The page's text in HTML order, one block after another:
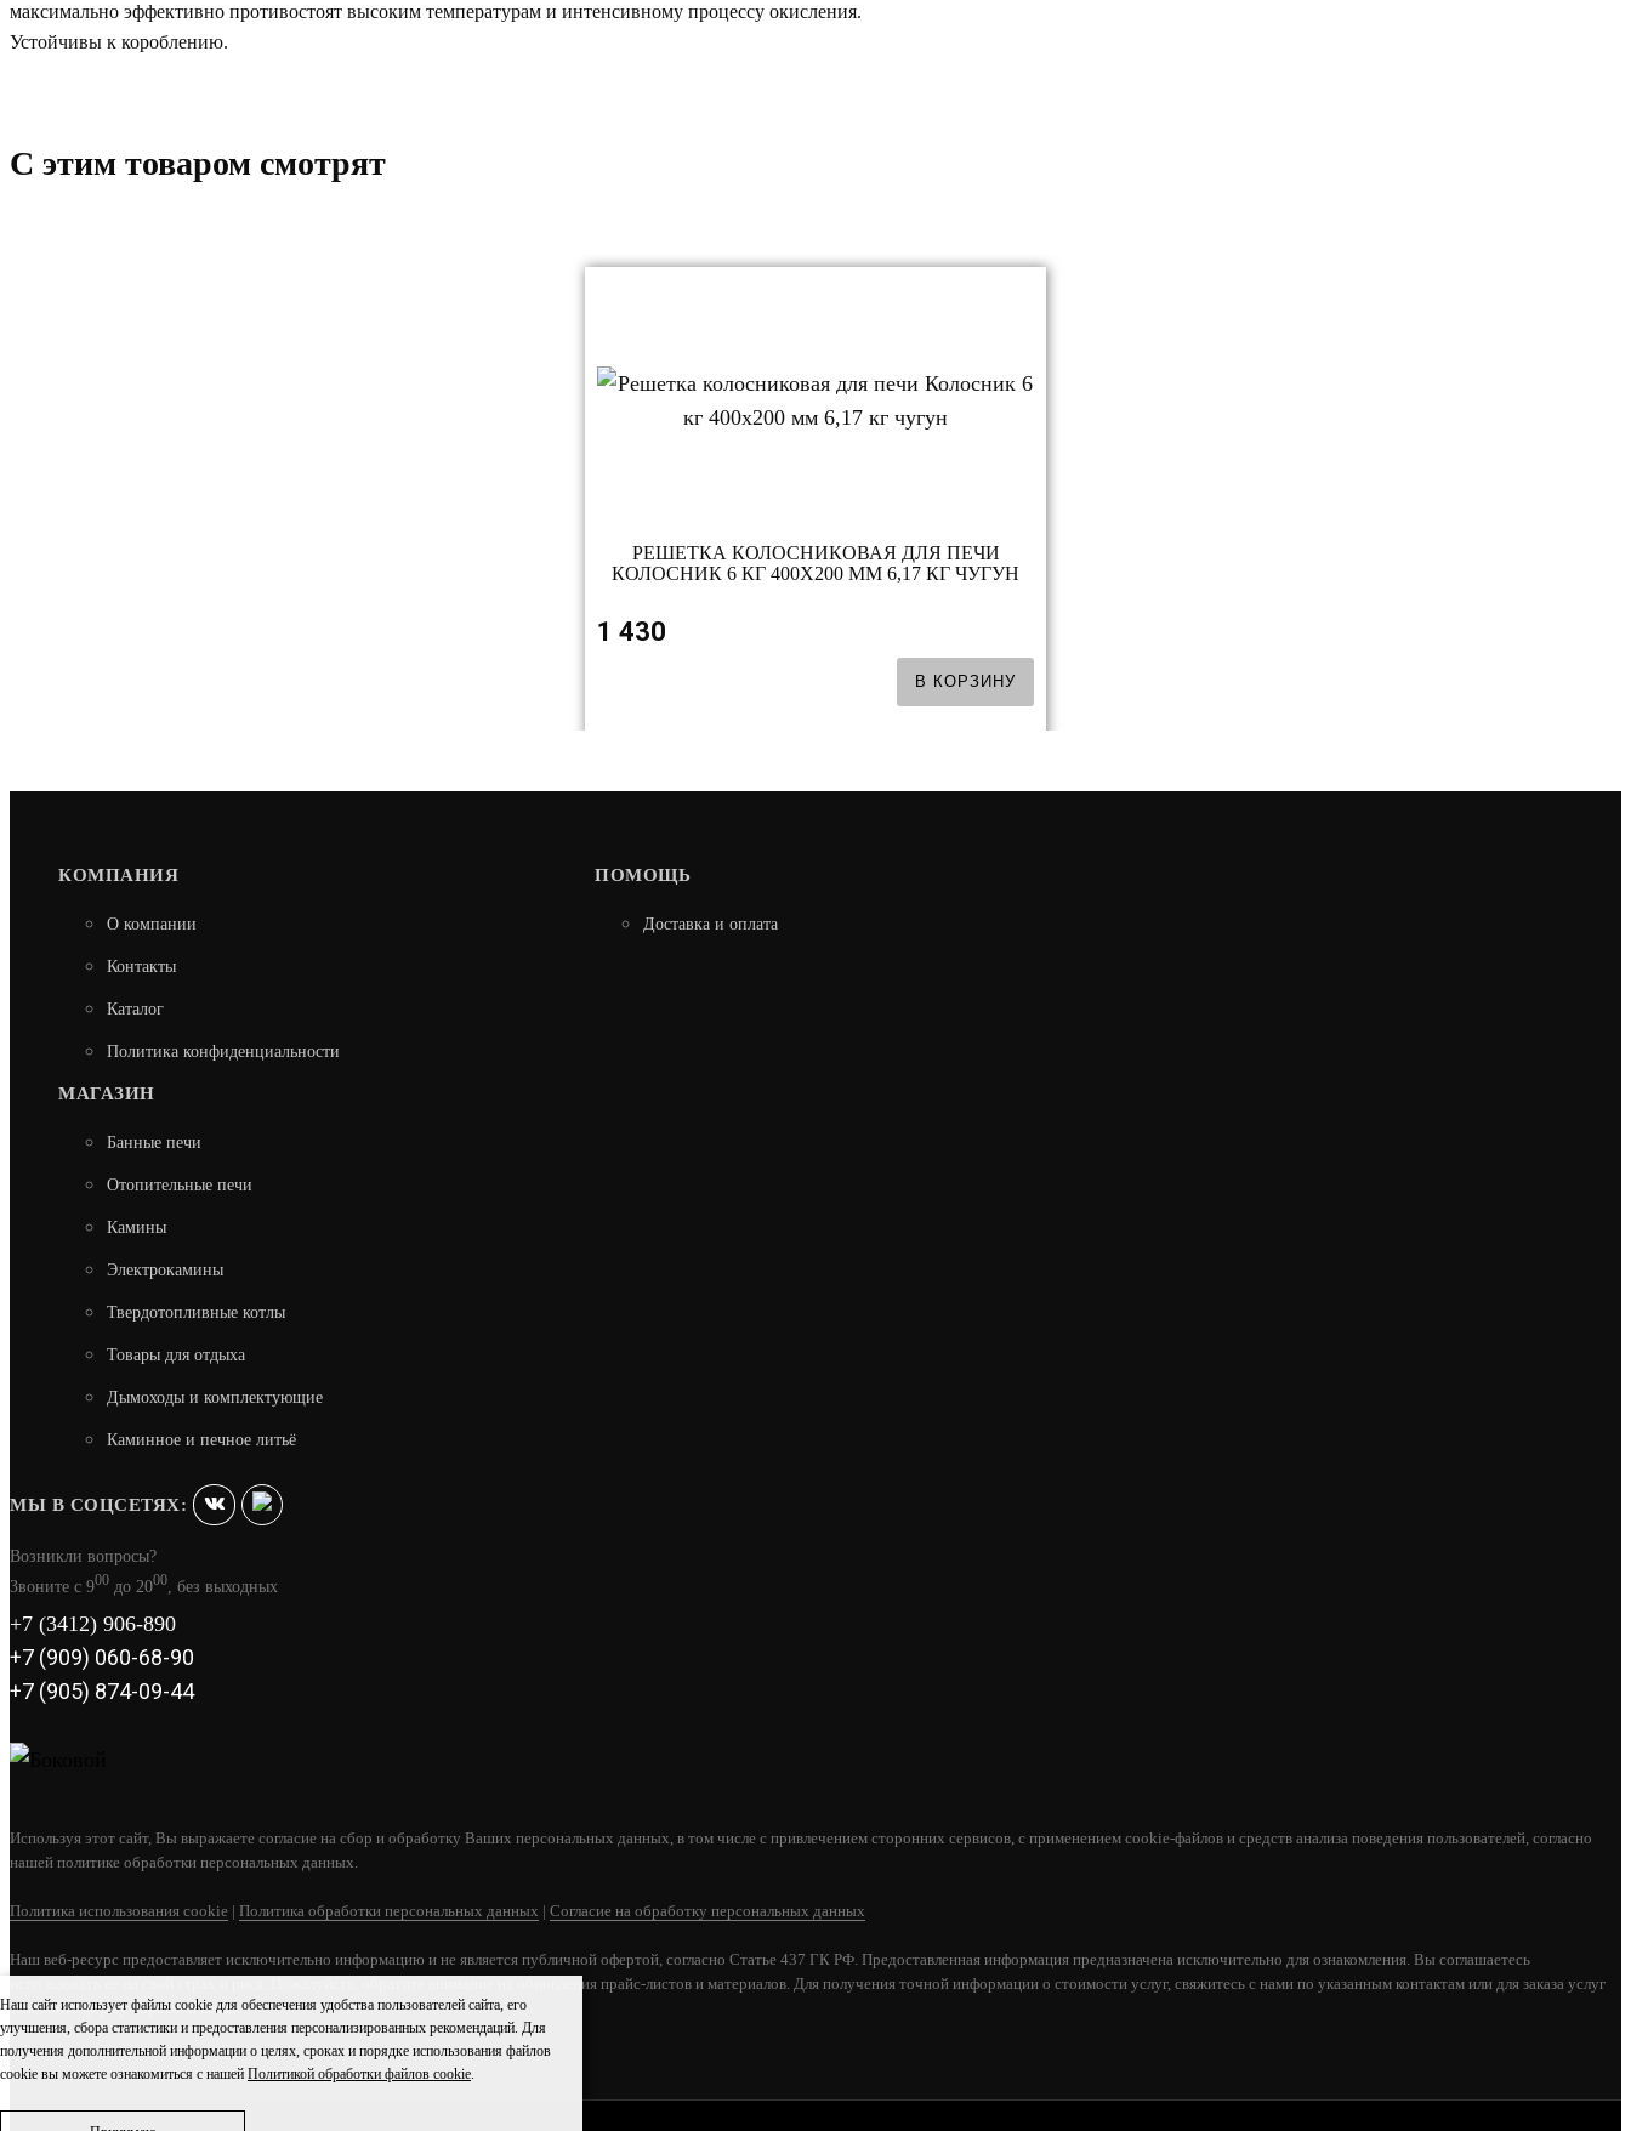
максимально эффективно противостоят высоким температурам и интенсивному процессу окисления.
Устойчивы к короблению.
C этим товаром смотрят
РЕШЕТКА КОЛОСНИКОВАЯ ДЛЯ ПЕЧИ
КОЛОСНИК 6 КГ 400Х200 ММ 6,17 КГ ЧУГУН
1 430
В КОРЗИНУ
КОМПАНИЯ
О компании
Контакты
Каталог
Политика конфиденциальности
ПОМОЩЬ
Доставка и оплата
МАГАЗИН
Банные печи
Отопительные печи
Камины
Электрокамины
Твердотопливные котлы
Товары для отдыха
Дымоходы и комплектующие
Каминное и печное литьё
МЫ В СОЦСЕТЯХ:
Возникли вопросы?
Звоните с 900 до 2000 , без выходных
+7 (3412) 906-890
+7 (909) 060-68-90
+7 (905) 874-09-44
Используя этот сайт, Вы выражаете согласие на сбор и обработку Ваших персональных данных, в том числе с привлечением сторонних сервисов, с применением cookie-файлов и средств анализа поведения пользователей, согласно
нашей политике обработки персональных данных.
Политика использования cookie | Политика обработки персональных данных | Согласие на обработку персональных данных
Наш веб-ресурс предоставляет исключительно информацию и не является публичной офертой, согласно Статье 437 ГК РФ. Предоставленная информация предназначена исключительно для ознакомления. Вы соглашаетесь
использовать ее на свой страх и риск. Пожалуйста, обратите внимание на обновления прайс-листов и материалов. Для получения точной информации о стоимости услуг, свяжитесь с нами по указанным контактам или для заказа услуг
заполните форму обратной связи.
Наш сайт использует файлы cookie для обеспечения удобства пользователей сайта, его
улучшения, сбора статистики и предоставления персонализированных рекомендаций. Для
получения дополнительной информации о целях, сроках и порядке использования файлов
cookie вы можете ознакомиться с нашей Политикой обработки файлов cookie.